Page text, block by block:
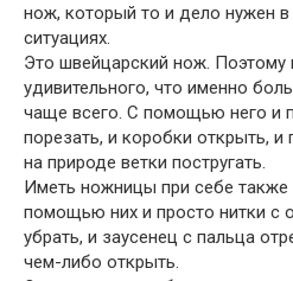
нож, который то и дело нужен
ситуациях.
Это швейцарский нож. Поэтому
удивительного, что именно
чаще всего. С помощью него и
порезать, и коробки открыть, и
на природе ветки постругать.
Иметь ножницы при себе также
помощью них и просто нитки
убрать, и заусенец с пальца
чем-либо открыть.